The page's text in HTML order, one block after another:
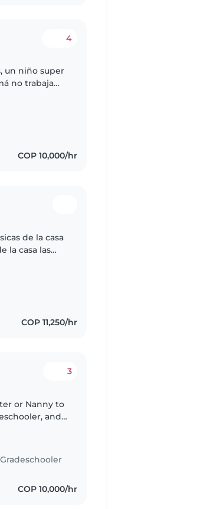
4
un niño super
no trabaja
COP 10,000/hr
de la casa
la casa las
COP 11,250/hr
3
or Nanny to
and
Gradeschooler
COP 10,000/hr